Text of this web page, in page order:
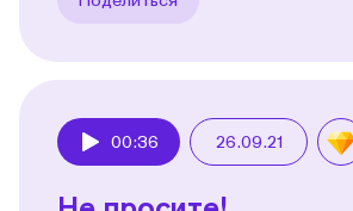
00:36 26.09.21